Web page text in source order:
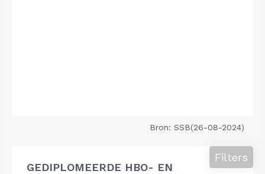
Bron: SSB(26-08-2024)
GEDIPLOMEERDE HBO- EN
Filters